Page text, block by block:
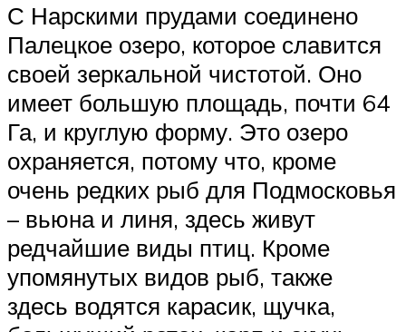
С Нарскими прудами соединено
Палецкое озеро, которое славится
своей зеркальной чистотой. Оно
имеет большую площадь, почти 64
Га, и круглую форму. Это озеро
охраняется, потому что, кроме
очень редких рыб для Подмосковья
– вьюна и линя, здесь живут
редчайшие виды птиц. Кроме
упомянутых видов рыб, также
здесь водятся карасик, щучка,